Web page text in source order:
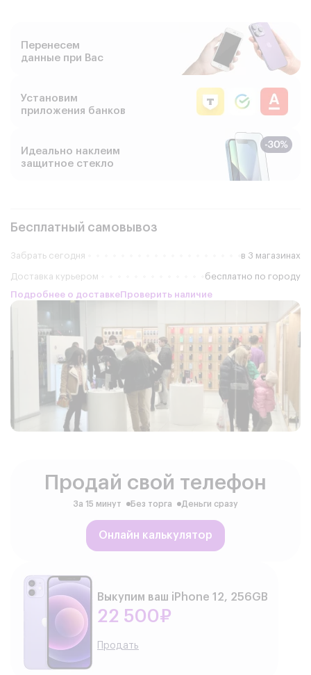
Перенесем
данные при Вас
Установим
приложения банков
Идеально наклеим
защитное стекло
Бесплатный самовывоз
Забрать сегодня в 3 магазинах
Доставка курьером
бесплатно по городу
Подробнее о доставкеПроверить наличие
Продай свой телефон
За 15 минут Без торга Деньги сразу
Онлайн калькулятор
Выкупим ваш iPhone 12, 256GB
22 500₽
Продать